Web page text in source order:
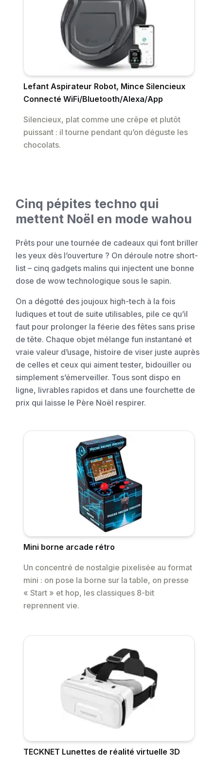
Lefant Aspirateur Robot, Mince Silencieux
Connecté WiFi/Bluetooth/Alexa/App
Silencieux, plat comme une crêpe et plutôt
puissant : il tourne pendant qu’on déguste les
chocolats.
Cinq pépites techno qui
mettent Noël en mode wahou
Prêts pour une tournée de cadeaux qui font briller
les yeux dès l’ouverture ? On déroule notre short-
list – cinq gadgets malins qui injectent une bonne
dose de wow technologique sous le sapin.
On a dégotté des joujoux high-tech à la fois
ludiques et tout de suite utilisables, pile ce qu’il
faut pour prolonger la féerie des fêtes sans prise
de tête. Chaque objet mélange fun instantané et
vraie valeur d’usage, histoire de viser juste auprès
de celles et ceux qui aiment tester, bidouiller ou
simplement s’émerveiller. Tous sont dispo en
ligne, livrables rapidos et dans une fourchette de
prix qui laisse le Père Noël respirer.
Mini borne arcade rétro
Un concentré de nostalgie pixelisée au format
mini : on pose la borne sur la table, on presse
« Start » et hop, les classiques 8-bit
reprennent vie.
TECKNET Lunettes de réalité virtuelle 3D